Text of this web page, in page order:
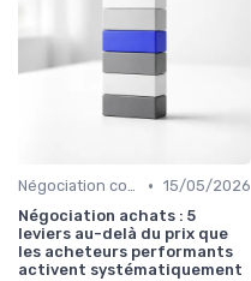
Négociation contrats • 15/05/2026
Négociation achats : 5
leviers au-delà du prix que
les acheteurs performants
activent systématiquement